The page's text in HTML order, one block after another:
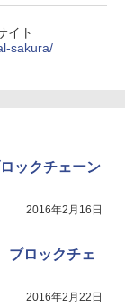
イト
sakura/
ックチェーン
2016年2月16日
ブロックチェ
2016年2月22日